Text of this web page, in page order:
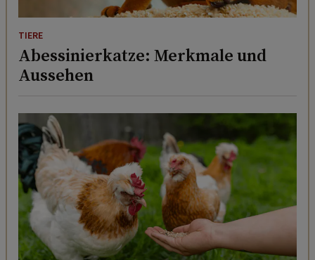
TIERE
Abessinierkatze: Merkmale und
Aussehen